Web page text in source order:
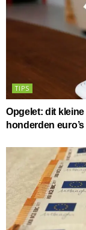
TIPS
Opgelet: dit
honderden